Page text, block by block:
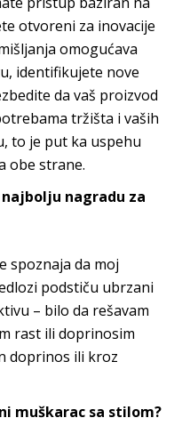
otvoreni za inovacije
omogućava
identifikujete nove
da vaš proizvod
tržišta i vaših
to je put ka uspehu
obe strane.
nagradu za
spoznaja da moj
podstiču ubrzani
– bilo da rešavam
rast ili doprinosim
doprinos ili kroz
muškarac sa stilom?